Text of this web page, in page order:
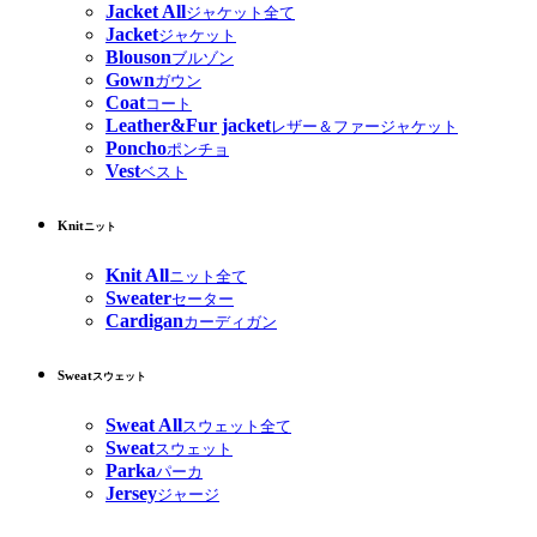
Jacket Allジャケット全て
Jacketジャケット
Blousonブルゾン
Gownガウン
Coatコート
Leather&Fur jacketレザー＆ファージャケット
Ponchoポンチョ
Vestベスト
Knitニット
Knit Allニット全て
Sweaterセーター
Cardiganカーディガン
Sweatスウェット
Sweat Allスウェット全て
Sweatスウェット
Parkaパーカ
Jerseyジャージ